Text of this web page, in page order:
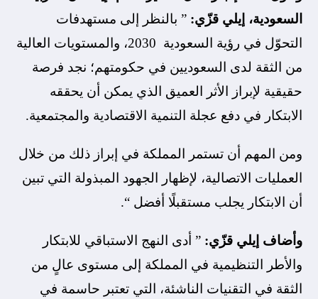
السعودية، إيلي قزّي:” بالنظر إلى مستهدفات
التحوّل في رؤية السعودية 2030، والمستويات العالية
من الثقة لدى السعوديين في حكومتهم؛ نجد فرصة
حقيقية لإبراز الأثر العميق الذي يمكن أن يحققه
الابتكار في دفع عجلة التنمية الاقتصادية والمجتمعية.
ومن المهم أن تستمر المملكة في إبراز ذلك من خلال
العمليات الاتصالية، لإظهار الجهود المبذولة التي تبين
أن الابتكار يجلب مستقبلًا أفضل “.
وأضاف إيلي قزّي: ” أدى النهج الاستباقي للابتكار
والأطر التنظيمية في المملكة إلى مستوى عالٍ من
الثقة في التقنيات الناشئة، التي تعتبر حاسمة في